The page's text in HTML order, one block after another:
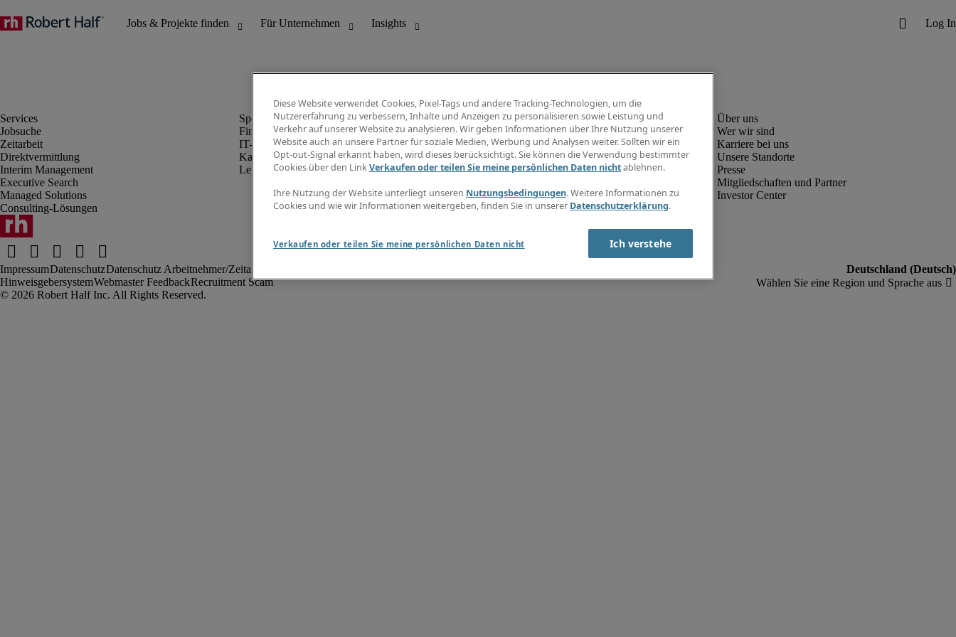
Jobsuche
Zeitarbeit
Direktvermittlung
Interim Management
Executive Search
Managed Solutions
Consulting-Lösungen
Finanz- & Rechnungswesen
IT-Bereich
Kaufmännischer Bereich
Legal
Info Center
Jobübersicht
Gehaltsübersicht
E-Learning
Wer wir sind
Karriere bei uns
Unsere Standorte
Presse
Mitgliedschaften und Partner
Investor Center
ImpressumDatenschutzDatenschutz Arbeitnehmer/Zeitarbeitskräfte
HinweisgebersystemWebmaster FeedbackRecruitment Scam
Diese Website verwendet Cookies, Pixel-Tags und andere Tracking-Technologien, um die
Nutzererfahrung zu verbessern, Inhalte und Anzeigen zu personalisieren sowie Leistung und
Verkehr auf unserer Website zu analysieren. Wir geben Informationen über Ihre Nutzung unserer
Website auch an unsere Partner für soziale Medien, Werbung und Analysen weiter. Sollten wir ein
Opt-out-Signal erkannt haben, wird dieses berücksichtigt. Sie können die Verwendung bestimmter
Cookies über den LinkVerkaufen oder teilen Sie meine persönlichen Daten nichtablehnen.
Ihre Nutzung der Website unterliegt unseren Nutzungsbedingungen. Weitere Informationen zu
Cookies und wie wir Informationen weitergeben, finden Sie in unserer Datenschutzerklärung.
Verkaufen oder teilen Sie meine persönlichen Daten nicht Ich verstehe